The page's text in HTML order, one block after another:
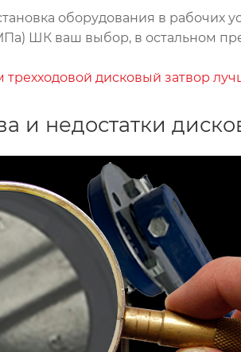
оборудования в рабочих
ШК ваш выбор, в остальном
трехходовой дисковый затвор
и недостатки